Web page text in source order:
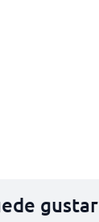
gustar